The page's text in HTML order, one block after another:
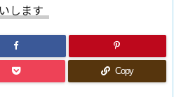
します
Copy